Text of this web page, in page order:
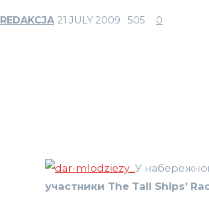
REDAKCJA 21 JULY 2009 505 0
У
участники The Tall Ships’